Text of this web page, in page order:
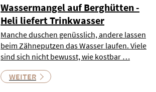
Wassermangel auf Berghütten -
Heli liefert Trinkwasser
Manche duschen genüsslich, andere lassen
beim Zähneputzen das Wasser laufen. Viele
sind sich nicht bewusst, wie kostbar …
WEITER